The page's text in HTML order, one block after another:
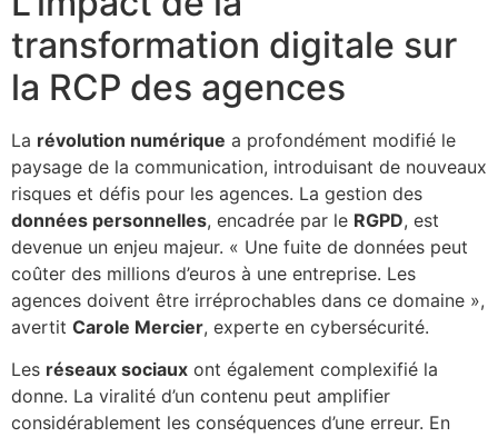
transformation digitale sur
la RCP des agences
La révolution numérique a profondément modifié le
paysage de la communication, introduisant de nouveaux
risques et défis pour les agences. La gestion des
données personnelles, encadrée par le RGPD, est
devenue un enjeu majeur. « Une fuite de données peut
coûter des millions d’euros à une entreprise. Les
agences doivent être irréprochables dans ce domaine »,
avertit Carole Mercier, experte en cybersécurité.
Les réseaux sociaux ont également complexifié la
donne. La viralité d’un contenu peut amplifier
considérablement les conséquences d’une erreur. En